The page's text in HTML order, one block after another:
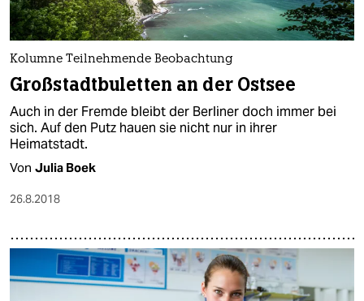
Kolumne Teilnehmende Beobachtung
Großstadtbuletten an der Ostsee
Auch in der Fremde bleibt der Berliner doch immer bei
sich. Auf den Putz hauen sie nicht nur in ihrer
Heimatstadt.
Von Julia Boek
26.8.2018